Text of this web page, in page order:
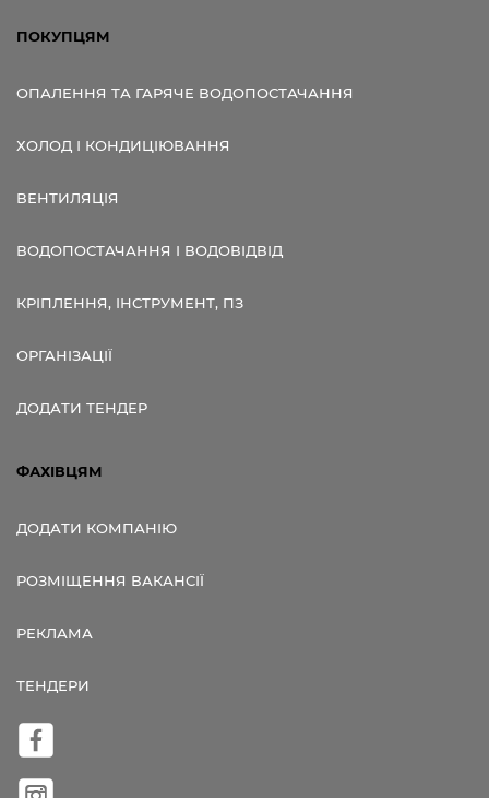
ПОКУПЦЯМ
ОПАЛЕННЯ ТА ГАРЯЧЕ ВОДОПОСТАЧАННЯ
ХОЛОД І КОНДИЦІЮВАННЯ
ВЕНТИЛЯЦІЯ
ВОДОПОСТАЧАННЯ І ВОДОВІДВІД
КРІПЛЕННЯ, ІНСТРУМЕНТ, ПЗ
ОРГАНІЗАЦІЇ
ДОДАТИ ТЕНДЕР
ФАХІВЦЯМ
ДОДАТИ КОМПАНІЮ
РОЗМІЩЕННЯ ВАКАНСІЇ
РЕКЛАМА
ТЕНДЕРИ